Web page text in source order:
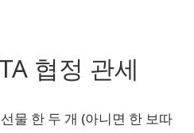
협정 관세
물 한 두 개 (아니면 한 보따